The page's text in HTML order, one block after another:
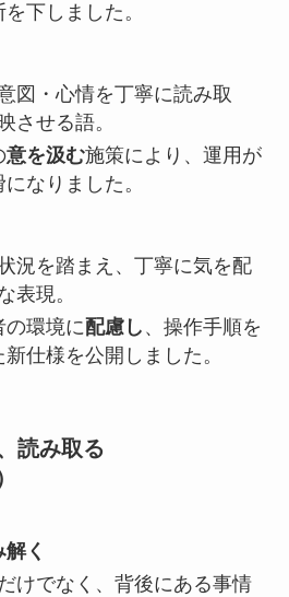
下しました。
図・心情を丁寧に読み取
させる語。
意を汲む施策により、運用が
なりました。
況を踏まえ、丁寧に気を配
表現。
の環境に配慮し 、操作手順を
仕様を公開しました。
読み取る
く
けでなく、背後にある事情